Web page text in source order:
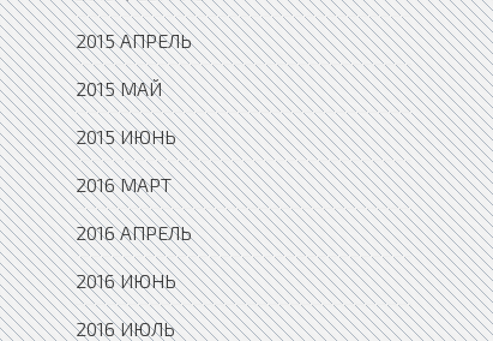
2015 АПРЕЛЬ
2015 МАЙ
2015 ИЮНЬ
2016 МАРТ
2016 АПРЕЛЬ
2016 ИЮНЬ
2016 ИЮЛЬ